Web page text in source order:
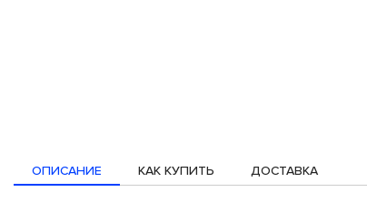
ОПИСАНИЕ КАК КУПИТЬ ДОСТАВКА